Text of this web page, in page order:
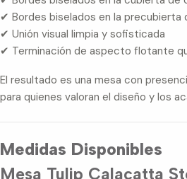
✔ Bordes biselados en la precubierta
✔ Unión visual limpia y sofisticada
✔ Terminación de aspecto flotante
El resultado es una mesa con
para quienes valoran el diseño y los
Medidas Disponibles
Mesa Tulip Calacatta